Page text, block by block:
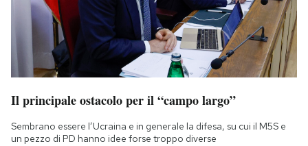
Il principale ostacolo per il “campo largo”
Sembrano essere l’Ucraina e in generale la difesa, su cui il M5S e
un pezzo di PD hanno idee forse troppo diverse